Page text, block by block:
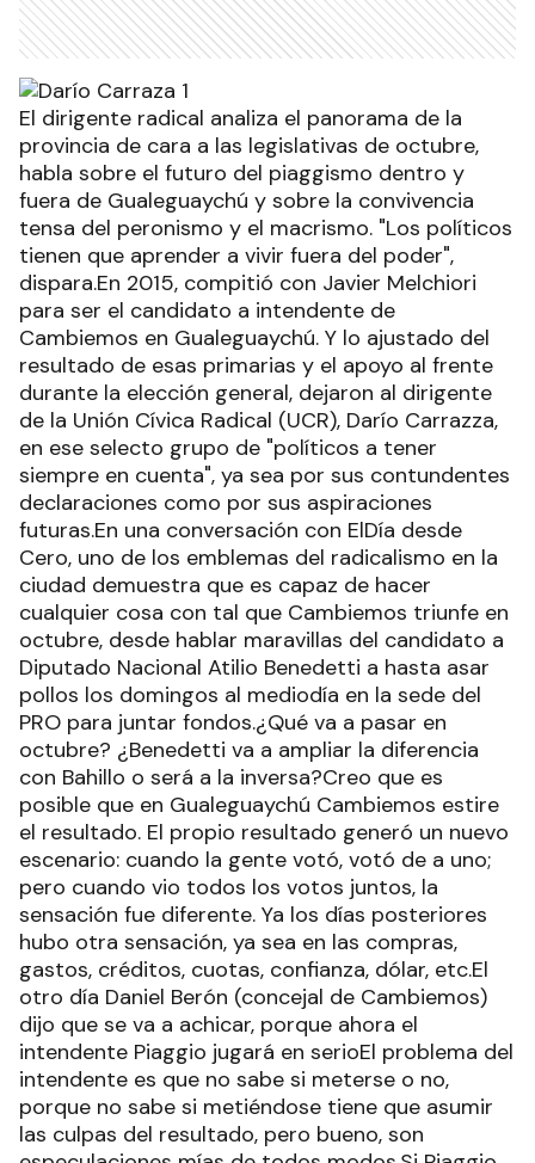
El dirigente radical analiza el panorama de la
provincia de cara a las legislativas de octubre,
habla sobre el futuro del piaggismo dentro y
fuera de Gualeguaychú y sobre la convivencia
tensa del peronismo y el macrismo. "Los políticos
tienen que aprender a vivir fuera del poder",
dispara.En 2015, compitió con Javier Melchiori
para ser el candidato a intendente de
Cambiemos en Gualeguaychú. Y lo ajustado del
resultado de esas primarias y el apoyo al frente
durante la elección general, dejaron al dirigente
de la Unión Cívica Radical (UCR), Darío Carrazza,
en ese selecto grupo de "políticos a tener
siempre en cuenta", ya sea por sus contundentes
declaraciones como por sus aspiraciones
futuras.En una conversación con ElDía desde
Cero, uno de los emblemas del radicalismo en la
ciudad demuestra que es capaz de hacer
cualquier cosa con tal que Cambiemos triunfe en
octubre, desde hablar maravillas del candidato a
Diputado Nacional Atilio Benedetti a hasta asar
pollos los domingos al mediodía en la sede del
PRO para juntar fondos.¿Qué va a pasar en
octubre? ¿Benedetti va a ampliar la diferencia
con Bahillo o será a la inversa?Creo que es
posible que en Gualeguaychú Cambiemos estire
el resultado. El propio resultado generó un nuevo
escenario: cuando la gente votó, votó de a uno;
pero cuando vio todos los votos juntos, la
sensación fue diferente. Ya los días posteriores
hubo otra sensación, ya sea en las compras,
gastos, créditos, cuotas, confianza, dólar, etc.El
otro día Daniel Berón (concejal de Cambiemos)
dijo que se va a achicar, porque ahora el
intendente Piaggio jugará en serioEl problema del
intendente es que no sabe si meterse o no,
porque no sabe si metiéndose tiene que asumir
las culpas del resultado, pero bueno, son